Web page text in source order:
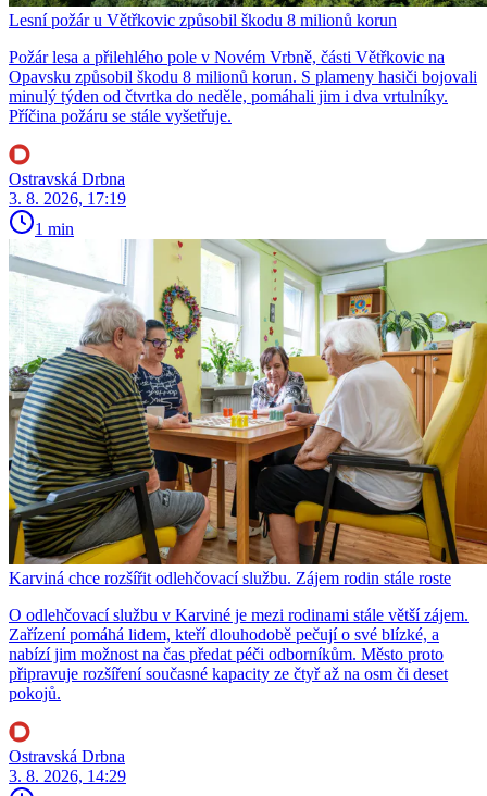
Lesní požár u Větřkovic způsobil škodu 8 milionů korun
Požár lesa a přilehlého pole v Novém Vrbně, části Větřkovic na
Opavsku způsobil škodu 8 milionů korun. S plameny hasiči bojovali
minulý týden od čtvrtka do neděle, pomáhali jim i dva vrtulníky.
Příčina požáru se stále vyšetřuje.
Ostravská Drbna
3. 8. 2026, 17:19
1 min
Karviná chce rozšířit odlehčovací službu. Zájem rodin stále roste
O odlehčovací službu v Karviné je mezi rodinami stále větší zájem.
Zařízení pomáhá lidem, kteří dlouhodobě pečují o své blízké, a
nabízí jim možnost na čas předat péči odborníkům. Město proto
připravuje rozšíření současné kapacity ze čtyř až na osm či deset
pokojů.
Ostravská Drbna
3. 8. 2026, 14:29